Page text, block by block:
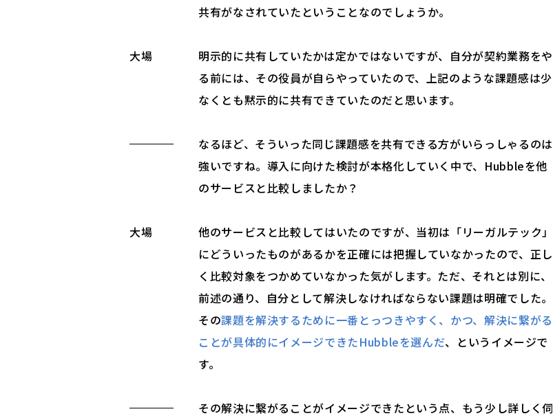
共有がなされていたということなのでしょうか。
大場
明示的に共有していたかは定かではないですが、自分が契約業務をや
る前には、その役員が自らやっていたので、上記のような課題感は少
なくとも黙示的に共有できていたのだと思います。
なるほど、そういった同じ課題感を共有できる方がいらっしゃるのは
強いですね。導入に向けた検討が本格化していく中で、Hubbleを他
のサービスと比較しましたか？
大場
他のサービスと比較してはいたのですが、当初は「リーガルテック」
にどういったものがあるかを正確には把握していなかったので、正し
く比較対象をつかめていなかった気がします。ただ、それとは別に、
前述の通り、自分として解決しなければならない課題は明確でした。
その課題を解決するために一番とっつきやすく、かつ、解決に繋がる
ことが具体的にイメージできたHubbleを選んだ、というイメージで
す。
その解決に繋がることがイメージできたという点、もう少し詳しく伺